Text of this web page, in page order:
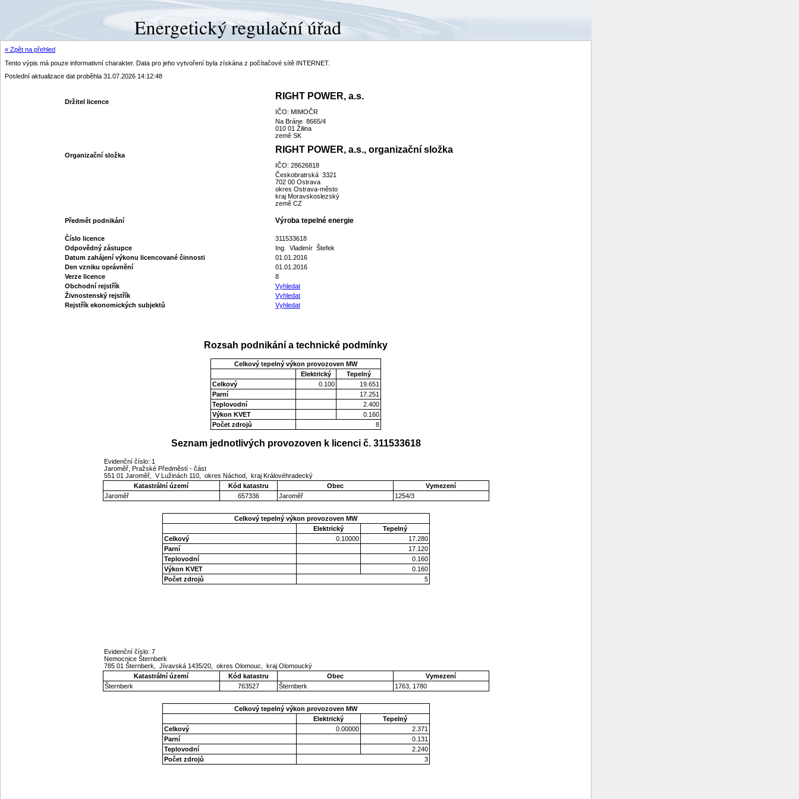
« Zpět na přehled
Tento výpis má pouze informativní charakter. Data pro jeho vytvoření byla získána z počítačové sítě INTERNET.
Poslední aktualizace dat proběhla 31.07.2026 14:12:48
Držitel licence
RIGHT POWER, a.s.
IČO: MIMOČR
Na Bráne 8665/4
010 01 Žilina
země SK
Organizační složka
RIGHT POWER, a.s., organizační složka
IČO: 28626818
Českobratrská 3321
702 00 Ostrava
okres Ostrava-město
kraj Moravskoslezský
země CZ
Předmět podnikání Výroba tepelné energie
Číslo licence
311533618
Odpovědný zástupce
Ing. Vladimír Štefek
Datum zahájení výkonu licencované činnosti
01.01.2016
Den vzniku oprávnění
01.01.2016
Verze licence
8
Obchodní rejstřík
Vyhledat
Živnostenský rejstřík
Vyhledat
Rejstřík ekonomických subjektů
Vyhledat
Rozsah podnikání a technické podmínky
Celkový tepelný výkon provozoven MW
Elektrický
Tepelný
Celkový
0.100
19.651
Parní
17.251
Teplovodní
2.400
Výkon KVET
0.160
Počet zdrojů
8
Seznam jednotlivých provozoven k licenci č. 311533618
Evidenční číslo: 1
Jaroměř, Pražské Předměstí - část
551 01 Jaroměř, V Lužinách 110, okres Náchod, kraj Královéhradecký
Katastrální území
Kód katastru Obec
Vymezení
Jaroměř
657336 Jaroměř 1254/3
Celkový tepelný výkon provozoven MW
Elektrický
Tepelný
Celkový
0.10000
17.280
Parní
17.120
Teplovodní
0.160
Výkon KVET
0.160
Počet zdrojů
5
Evidenční číslo: 7
Nemocnice Šternberk
785 01 Šternberk, Jívavská 1435/20, okres Olomouc, kraj Olomoucký
Katastrální území
Kód katastru Obec
Vymezení
Šternberk
763527 Šternberk 1763, 1780
Celkový tepelný výkon provozoven MW
Elektrický
Tepelný
Celkový
0.00000
2.371
Parní
0.131
Teplovodní
2.240
Počet zdrojů
3